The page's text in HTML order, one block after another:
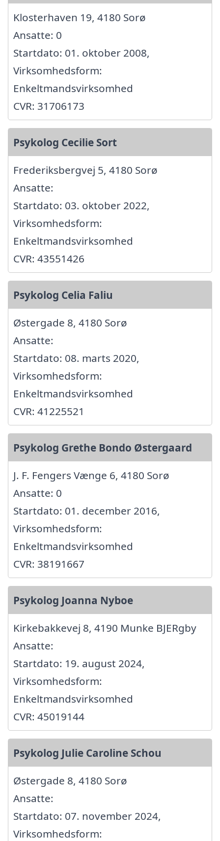
Klosterhaven 19, 4180 Sorø
Ansatte: 0
Startdato: 01. oktober 2008,
Virksomhedsform:
Enkeltmandsvirksomhed
CVR: 31706173
Psykolog Cecilie Sort
Frederiksbergvej 5, 4180 Sorø
Ansatte:
Startdato: 03. oktober 2022,
Virksomhedsform:
Enkeltmandsvirksomhed
CVR: 43551426
Psykolog Celia Faliu
Østergade 8, 4180 Sorø
Ansatte:
Startdato: 08. marts 2020,
Virksomhedsform:
Enkeltmandsvirksomhed
CVR: 41225521
Psykolog Grethe Bondo Østergaard
J. F. Fengers Vænge 6, 4180 Sorø
Ansatte: 0
Startdato: 01. december 2016,
Virksomhedsform:
Enkeltmandsvirksomhed
CVR: 38191667
Psykolog Joanna Nyboe
Kirkebakkevej 8, 4190 Munke BJERgby
Ansatte:
Startdato: 19. august 2024,
Virksomhedsform:
Enkeltmandsvirksomhed
CVR: 45019144
Psykolog Julie Caroline Schou
Østergade 8, 4180 Sorø
Ansatte:
Startdato: 07. november 2024,
Virksomhedsform: